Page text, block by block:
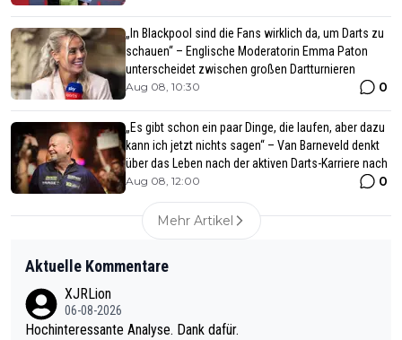
„In Blackpool sind die Fans wirklich da, um Darts zu
schauen“ – Englische Moderatorin Emma Paton
unterscheidet zwischen großen Dartturnieren
Aug 08, 10:30 0
„Es gibt schon ein paar Dinge, die laufen, aber dazu
kann ich jetzt nichts sagen“ – Van Barneveld denkt
über das Leben nach der aktiven Darts-Karriere nach
Aug 08, 12:00 0
Mehr Artikel
Aktuelle Kommentare
XJRLion
06-08-2026
Hochinteressante Analyse. Dank dafür.